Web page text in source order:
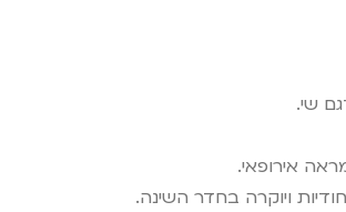
שי.
אירופאי.
ויוקרה בחדר השינה.